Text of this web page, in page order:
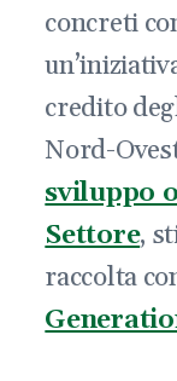
concreti
credito
Nord-
sviluppo
Settore,
raccolta